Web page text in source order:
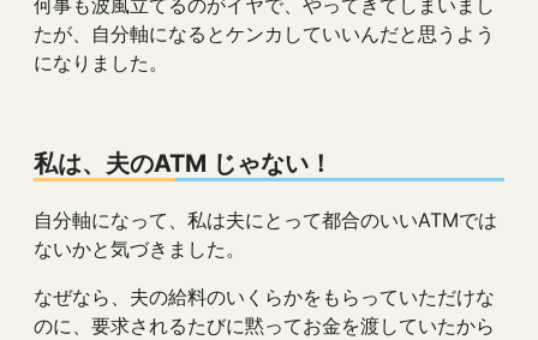
何事も波風立てるのがイヤで、やってきてしまいまし
たが、自分軸になるとケンカしていいんだと思うよう
になりました。
私は、夫のATM じゃない！
自分軸になって、私は夫にとって都合のいいATMでは
ないかと気づきました。
なぜなら、夫の給料のいくらかをもらっていただけな
のに、要求されるたびに黙ってお金を渡していたから